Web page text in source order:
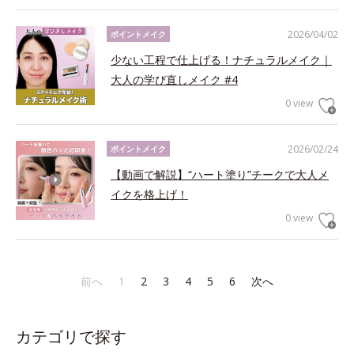
2026/04/02
ポイントメイク
少ない工程で仕上げる！ナチュラルメイク｜
大人の学び直しメイク #4
0 view
2026/02/24
ポイントメイク
【動画で解説】“ハート塗り”チークで大人メ
イクを格上げ！
0 view
前へ 1 2 3 4 5 6 次へ
カテゴリで探す